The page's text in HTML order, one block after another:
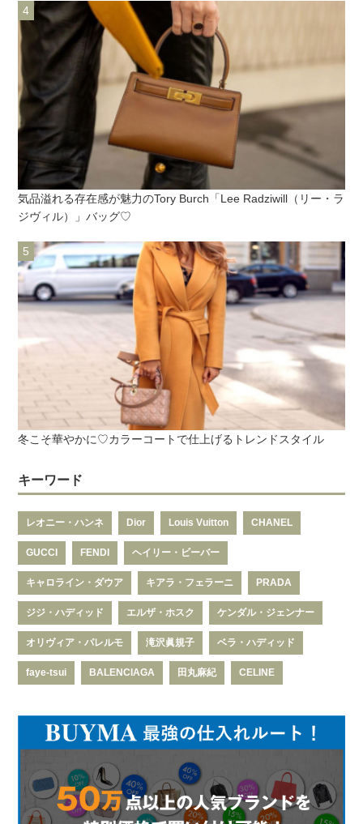
気品溢れる存在感が魅力のTory Burch「Lee Radziwill（リー・ラ
ジヴィル）」バッグ♡
冬こそ華やかに♡カラーコートで仕上げるトレンドスタイル
キーワード
レオニー・ハンネ Dior Louis Vuitton CHANEL
GUCCI FENDI ヘイリー・ビーバー
キャロライン・ダウア キアラ・フェラーニ PRADA
ジジ・ハディッド エルザ・ホスク ケンダル・ジェンナー
オリヴィア・パレルモ 滝沢眞規子 ベラ・ハディッド
faye-tsui BALENCIAGA 田丸麻紀 CELINE